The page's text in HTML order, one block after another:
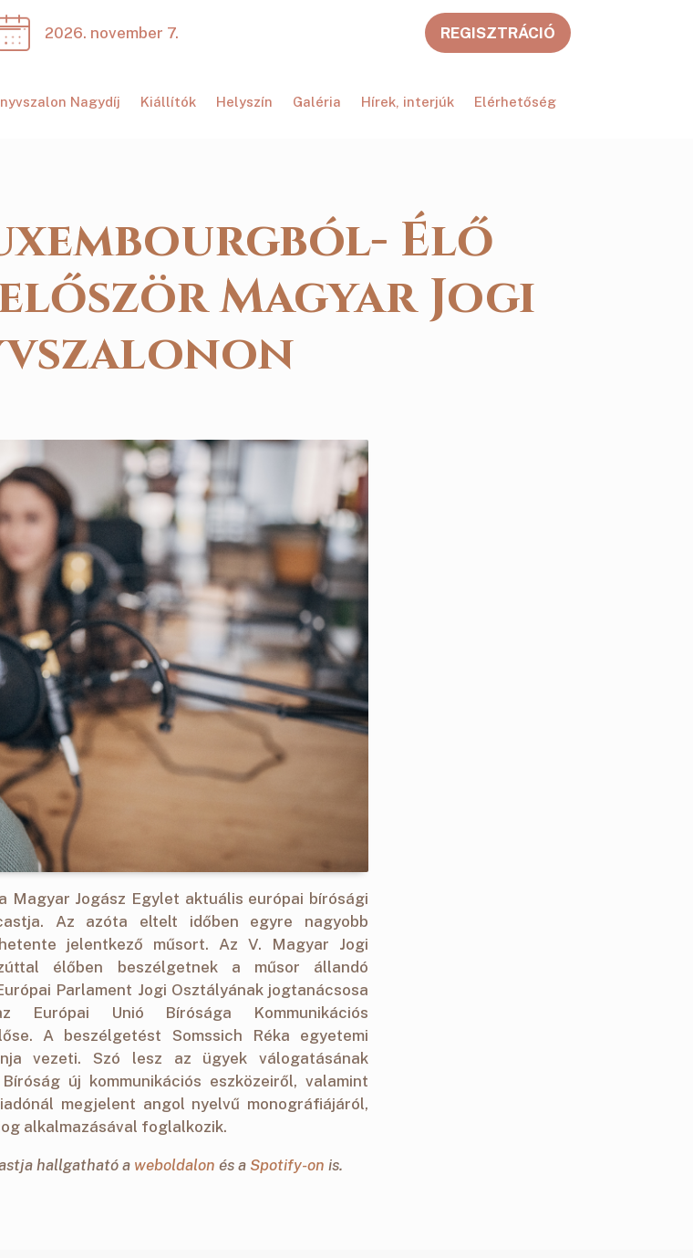
2026. november 7. REGISZTRÁCIÓ
Nagydíj Kiállítók Helyszín Galéria Hírek, interjúk Elérhetőség
Élő
Magyar Jogi
Magyar Jogász Egylet aktuális európai bírósági
Az azóta eltelt időben egyre nagyobb
jelentkező műsort. Az V. Magyar Jogi
élőben beszélgetnek a műsor állandó
Parlament Jogi Osztályának jogtanácsosa
Európai Unió Bírósága Kommunikációs
A beszélgetést Somssich Réka egyetemi
vezeti. Szó lesz az ügyek válogatásának
új kommunikációs eszközeiről, valamint
megjelent angol nyelvű monográfiájáról,
alkalmazásával foglalkozik.
hallgatható a weboldalon és a Spotify-on is.